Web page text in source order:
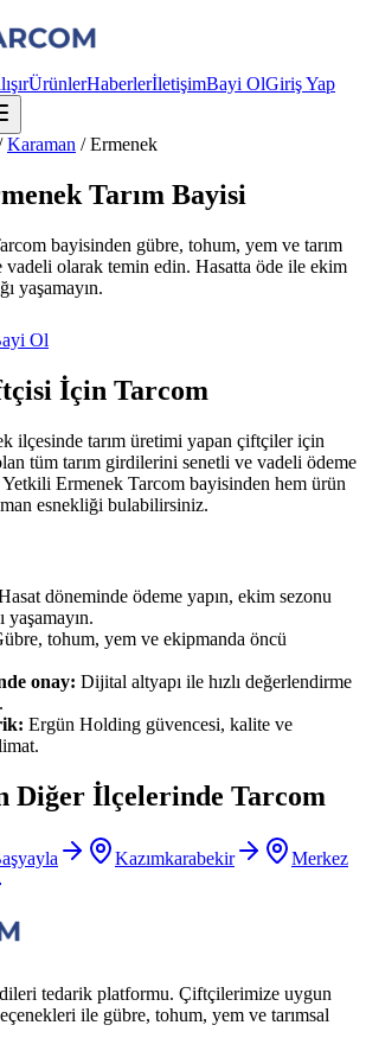
ÜrünlerHaberlerİletişimBayi OlGiriş Yap
Karaman /Ermenek
Tarım Bayisi
bayisinden gübre, tohum, yem ve tarım
vadeli olarak temin edin. Hasatta öde ile ekim
yaşamayın.
Ol
İçin Tarcom
ilçesinde tarım üretimi yapan çiftçiler için
tüm tarım girdilerini senetli ve vadeli ödeme
Yetkili Ermenek Tarcom bayisinden hem ürün
esnekliği bulabilirsiniz.
döneminde ödeme yapın, ekim sezonu
yaşamayın.
tohum, yem ve ekipmanda öncü
onay: Dijital altyapı ile hızlı değerlendirme
Ergün Holding güvencesi, kalite ve
Diğer İlçelerinde Tarcom
Kazımkarabekir
Merkez
tedarik platformu. Çiftçilerimize uygun
ile gübre, tohum, yem ve tarımsal